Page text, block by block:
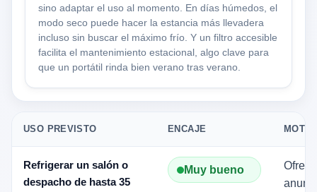
sino adaptar el uso al momento. En días húmedos, el
modo seco puede hacer la estancia más llevadera
incluso sin buscar el máximo frío. Y un filtro accesible
facilita el mantenimiento estacional, algo clave para
que un portátil rinda bien verano tras verano.
USO PREVISTO ENCAJE
Refrigerar un salón o
despacho de hasta 35
Muy bueno